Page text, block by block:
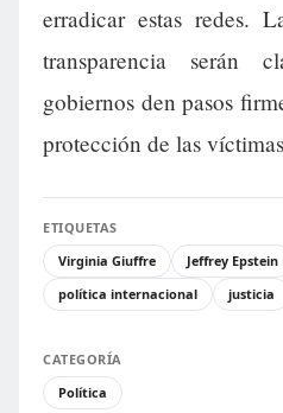
erradicar estas redes.
transparencia serán
gobiernos den pasos
protección de las
ETIQUETAS
Virginia Giuffre
Jeffrey Epstein
política internacional
justicia
CATEGORÍA
Política